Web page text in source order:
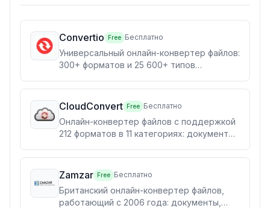
Convertio Free Бесплатно
Универсальный онлайн-конвертер файлов:
300+ форматов и 25 600+ типов
видео, аудио, архивы), OCR-
распознавание и API — прямо в браузере,
без установки. Есть бесплатный тариф.
CloudConvert Free Бесплатно
Онлайн-конвертер файлов с поддержкой
212 форматов в 11 категориях: документы,
электронные книги, CAD и другие. Есть
REST API. Оператор — Lunaweb GmbH
(Германия).
Zamzar Free Бесплатно
Британский онлайн-конвертер файлов,
работающий с 2006 года: документы,